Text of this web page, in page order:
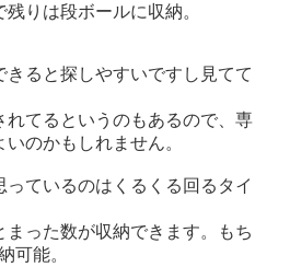
りは段ボールに収納。
きると探しやすいですし見てて
れてるというのもあるので、専
のかもしれません。
ているのはくるくる回るタイ
った数が収納できます。もち
可能。